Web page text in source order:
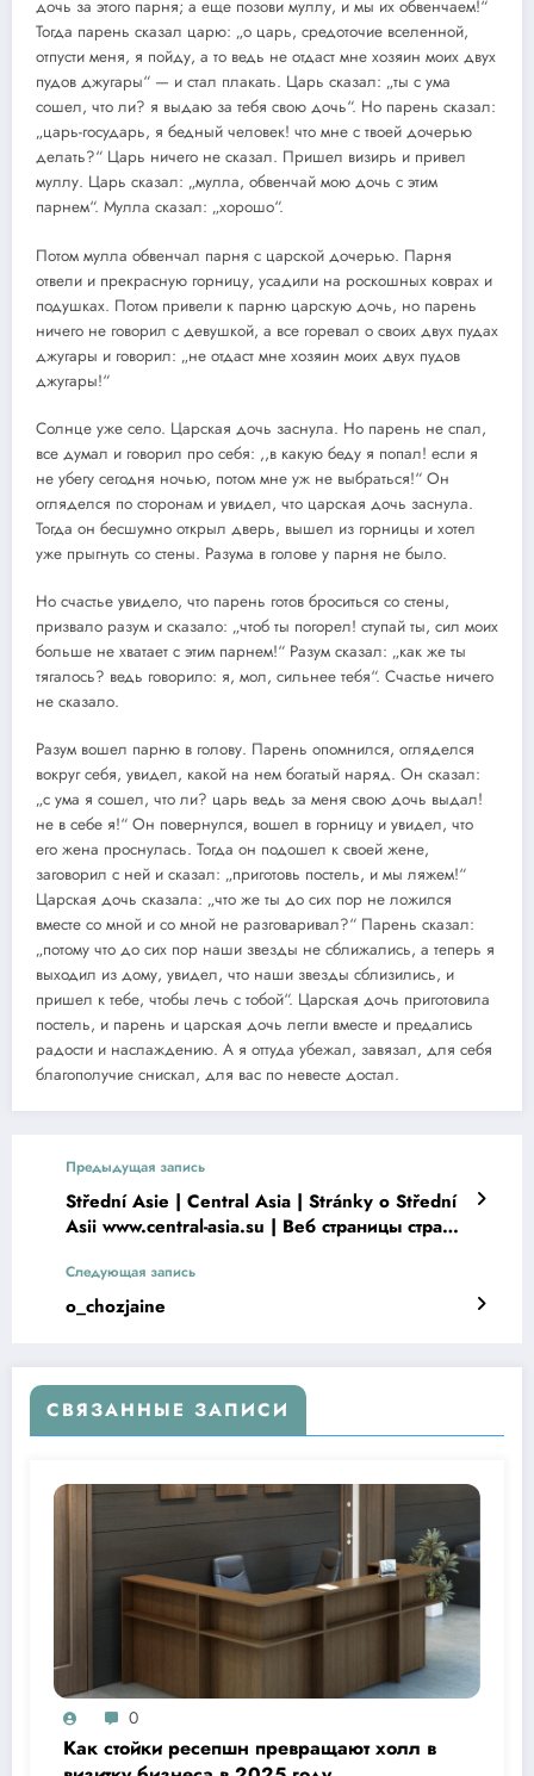
дочь за этого парня; а еще позови муллу, и мы их обвенчаем!“
Тогда парень сказал царю: „о царь, средоточие вселенной,
отпусти меня, я пойду, а то ведь не отдаст мне хозяин моих двух
пудов джугары“ — и стал плакать. Царь сказал: „ты с ума
сошел, что ли? я выдаю за тебя свою дочь“. Но парень сказал:
„царь-государь, я бедный человек! что мне с твоей дочерью
делать?“ Царь ничего не сказал. Пришел визирь и привел
муллу. Царь сказал: „мулла, обвенчай мою дочь с этим
парнем“. Мулла сказал: „хорошо“.
Потом мулла обвенчал парня с царской дочерью. Парня
отвели и прекрасную горницу, усадили на роскошных коврах и
подушках. Потом привели к парню царскую дочь, но парень
ничего не говорил с девушкой, а все горевал о своих двух пудах
джугары и говорил: „не отдаст мне хозяин моих двух пудов
джугары!“
Солнце уже село. Царская дочь заснула. Но парень не спал,
все думал и говорил про себя: ,,в какую беду я попал! если я
не убегу сегодня ночью, потом мне уж не выбраться!“ Он
огляделся по сторонам и увидел, что царская дочь заснула.
Тогда он бесшумно открыл дверь, вышел из горницы и хотел
уже прыгнуть со стены. Разума в голове у парня не было.
Но счастье увидело, что парень готов броситься со стены,
призвало разум и сказало: „чтоб ты погорел! ступай ты, сил моих
больше не хватает с этим парнем!“ Разум сказал: „как же ты
тягалось? ведь говорило: я, мол, сильнее тебя“. Счастье ничего
не сказало.
Разум вошел парню в голову. Парень опомнился, огляделся
вокруг себя, увидел, какой на нем богатый наряд. Он сказал:
„с ума я сошел, что ли? царь ведь за меня свою дочь выдал!
не в себе я!“ Он повернулся, вошел в горницу и увидел, что
его жена проснулась. Тогда он подошел к своей жене,
заговорил с ней и сказал: „приготовь постель, и мы ляжем!“
Царская дочь сказала: „что же ты до сих пор не ложился
вместе со мной и со мной не разговаривал?“ Парень сказал:
„потому что до сих пор наши звезды не сближались, а теперь я
выходил из дому, увидел, что наши звезды сблизились, и
пришел к тебе, чтобы лечь с тобой“. Царская дочь приготовила
постель, и парень и царская дочь легли вместе и предались
радости и наслаждению. А я оттуда убежал, завязал, для себя
благополучие снискал, для вас по невесте достал.
Предыдущая запись
Střední Asie | Central Asia | Stránky o Střední
Asii www.central-asia.su | Веб страницы стран
of Central Asia www.central-asia.su
Следующая запись
o_chozjaine
СВЯЗАННЫЕ ЗАПИСИ
0
Как стойки ресепшн превращают холл в